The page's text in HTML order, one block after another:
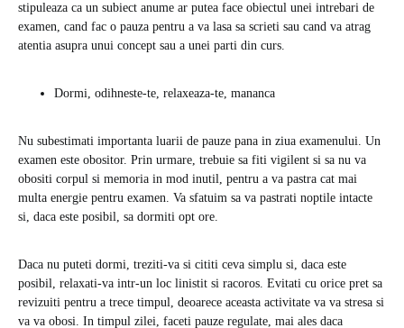
stipuleaza ca un subiect anume ar putea face obiectul unei intrebari de
examen, cand fac o pauza pentru a va lasa sa scrieti sau cand va atrag
atentia asupra unui concept sau a unei parti din curs.
Dormi, odihneste-te, relaxeaza-te, mananca
Nu subestimati importanta luarii de pauze pana in ziua examenului. Un
examen este obositor. Prin urmare, trebuie sa fiti vigilent si sa nu va
obositi corpul si memoria in mod inutil, pentru a va pastra cat mai
multa energie pentru examen. Va sfatuim sa va pastrati noptile intacte
si, daca este posibil, sa dormiti opt ore.
Daca nu puteti dormi, treziti-va si cititi ceva simplu si, daca este
posibil, relaxati-va intr-un loc linistit si racoros. Evitati cu orice pret sa
revizuiti pentru a trece timpul, deoarece aceasta activitate va va stresa si
va va obosi. In timpul zilei, faceti pauze regulate, mai ales daca